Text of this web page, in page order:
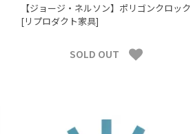
【ジョージ・ネルソン】ポリゴンクロック
[リプロダクト家具]
SOLD OUT